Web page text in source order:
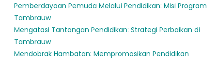
Pemberdayaan Pemuda Melalui Pendidikan: Misi Program
Tambrauw
Mengatasi Tantangan Pendidikan: Strategi Perbaikan di
Tambrauw
Mendobrak Hambatan: Mempromosikan Pendidikan